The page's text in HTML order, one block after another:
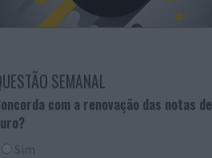
SEMANAL
com a renovação das notas de
Sim